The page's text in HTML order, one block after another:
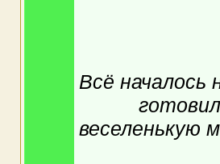
Всё началось
веселенькую